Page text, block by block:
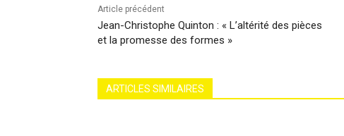
Article précédent
Jean-Christophe Quinton : « L’altérité des pièces
et la promesse des formes »
ARTICLES SIMILAIRES